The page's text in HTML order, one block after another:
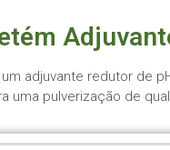
adjuvante redutor de
uma pulverização de